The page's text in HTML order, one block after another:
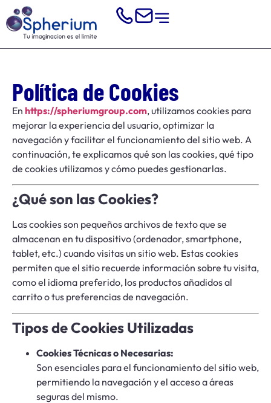
Política de Cookies
En https://spheriumgroup.com, utilizamos cookies para
mejorar la experiencia del usuario, optimizar la
navegación y facilitar el funcionamiento del sitio web. A
continuación, te explicamos qué son las cookies, qué tipo
de cookies utilizamos y cómo puedes gestionarlas.
¿Qué son las Cookies?
Las cookies son pequeños archivos de texto que se
almacenan en tu dispositivo (ordenador, smartphone,
tablet, etc.) cuando visitas un sitio web. Estas cookies
permiten que el sitio recuerde información sobre tu visita,
como el idioma preferido, los productos añadidos al
carrito o tus preferencias de navegación.
Tipos de Cookies Utilizadas
Cookies Técnicas o Necesarias:
Son esenciales para el funcionamiento del sitio web,
permitiendo la navegación y el acceso a áreas
seguras del mismo.